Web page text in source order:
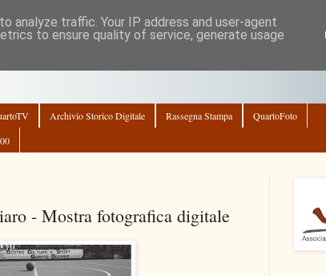
Archivio Storico Digitale Rassegna Stampa
QuartoFoto
- Mostra fotografica digitale
analyze traffic. Your IP address and user-agent
to ensure quality of service, generate usage